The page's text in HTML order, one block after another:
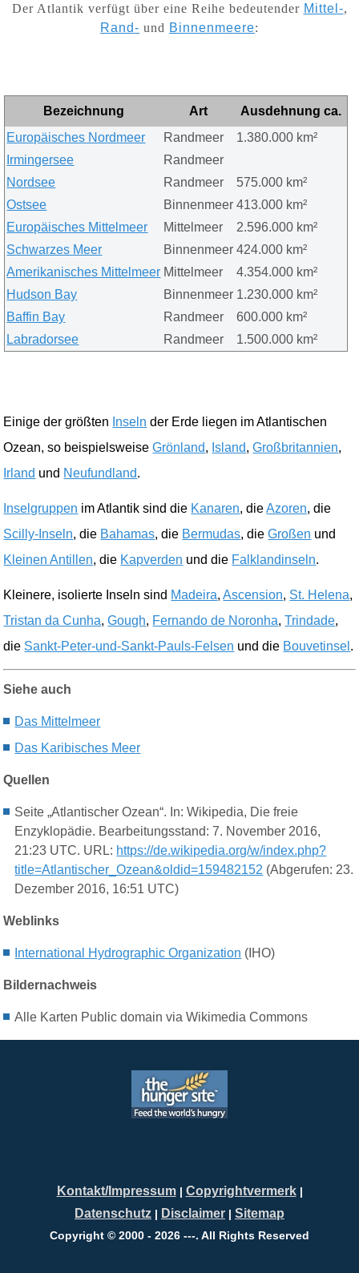
Der Atlantik verfügt über eine Reihe bedeutender Mittel-,
Rand- und Binnenmeere:
Bezeichnung Art
Ausdehnung ca.
Europäisches Nordmeer
Randmeer
1.380.000 km²
Irmingersee
Randmeer
Nordsee
Randmeer
575.000 km²
Ostsee
Binnenmeer 413.000 km²
Europäisches Mittelmeer
Mittelmeer
2.596.000 km²
Schwarzes Meer
Binnenmeer 424.000 km²
Amerikanisches Mittelmeer Mittelmeer
4.354.000 km²
Hudson Bay
Binnenmeer 1.230.000 km²
Baffin Bay
Randmeer
600.000 km²
Labradorsee
Randmeer 1.500.000 km²
Einige der größten Inseln der Erde liegen im Atlantischen
Ozean, so beispielsweiseGrönland, Island,Großbritannien,
Irland und Neufundland.
Inselgruppen im Atlantik sind die Kanaren, dieAzoren, die
Scilly-Inseln, die Bahamas, die Bermudas, dieGroßen und
Kleinen Antillen, die Kapverden und die Falklandinseln.
Kleinere, isolierte Inseln sind Madeira,Ascension, St. Helena,
Tristan da Cunha,Gough, Fernando de Noronha,Trindade,
die Sankt-Peter-und-Sankt-Pauls-Felsen und die Bouvetinsel .
Siehe auch
Das Mittelmeer
Das Karibisches Meer
Quellen
Seite „AtlantischerOzean“. In: Wikipedia, Diefreie
Enzyklopädie. Bearbeitungsstand: 7. November 2016,
21:23 UTC. URL: https://de.wikipedia.org/w/index.php?
title=Atlantischer_Ozean&oldid=159482152 (Abgerufen: 23.
Dezember 2016, 16:51 UTC)
Weblinks
International Hydrographic Organization ( IHO)
Bildernachweis
Alle Karten Public domain via Wikimedia Commons
Kontakt/Impressum| Copyrightvermerk|
Datenschutz | Disclaimer | Sitemap
Copyright © 2000 - 2026 ---. All Rights Reserved